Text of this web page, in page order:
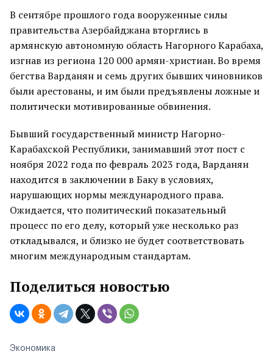
В сентябре прошлого года вооруженные силы
правительства Азербайджана вторглись в
армянскую автономную область Нагорного Карабаха,
изгнав из региона 120 000 армян-христиан. Во время
бегства Варданян и семь других бывших чиновников
были арестованы, и им были предъявлены ложные и
политически мотивированные обвинения.
Бывший государственный министр Нагорно-
Карабахской Республики, занимавший этот пост с
ноября 2022 года по февраль 2023 года, Варданян
находится в заключении в Баку в условиях,
нарушающих нормы международного права.
Ожидается, что политический показательный
процесс по его делу, который уже несколько раз
откладывался, и близко не будет соответствовать
многим международным стандартам.
Поделиться новостью
Экономика